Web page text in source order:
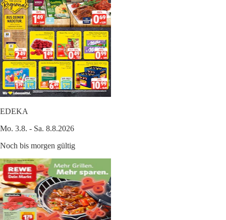
EDEKA
Mo. 3.8. - Sa. 8.8.2026
Noch bis morgen gültig